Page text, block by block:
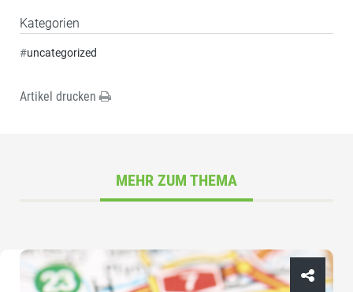
Kategorien
#uncategorized
Artikel drucken
MEHR ZUM THEMA